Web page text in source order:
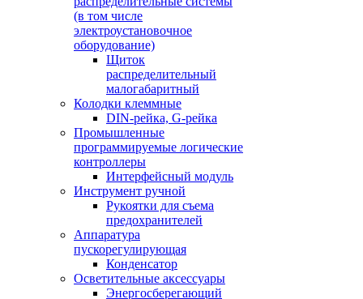
(в том числе
электроустановочное
оборудование)
Щиток
распределительный
малогабаритный
Колодки клеммные
DIN-рейка, G-рейка
Промышленные
программируемые логические
контроллеры
Интерфейсный модуль
Инструмент ручной
Рукоятки для съема
предохранителей
Аппаратура
пускорегулирующая
Конденсатор
Осветительные аксессуары
Энергосберегающий